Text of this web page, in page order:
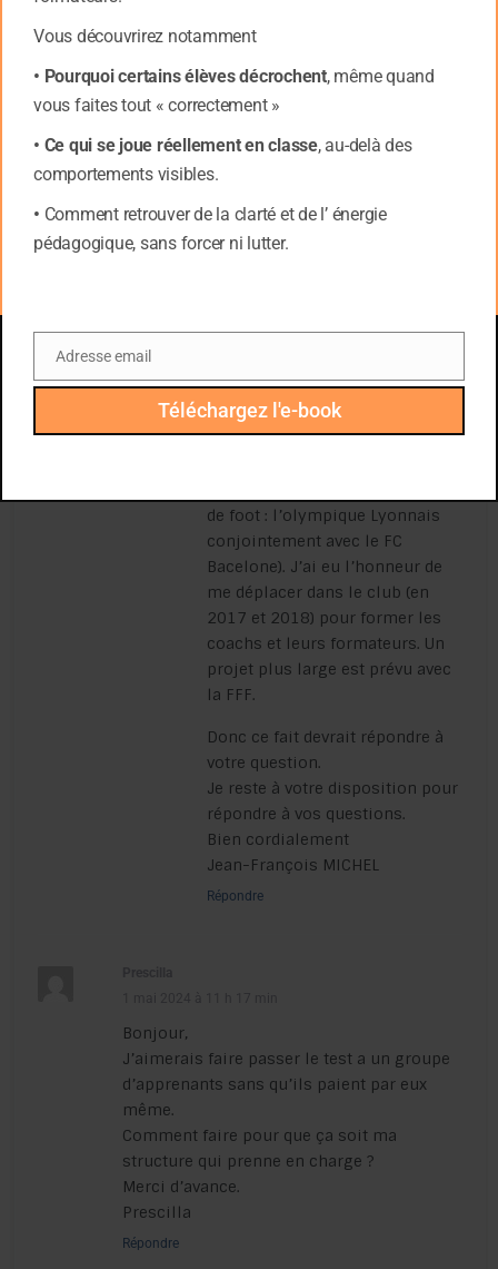
en-ligne-tarif-normal-2019/
La formation est en distanciel.
pensez-vous que l’on
pour des sportifs afin
d’identifier comment
d’apprentissage afin
performances ?
Les 7 profils d’apprentissage est
de foot : l’olympique Lyonnais
conjointement avec le FC
Bacelone). J’ai eu l’honneur de
me déplacer dans le club (en
2017 et 2018) pour former les
coachs et leurs formateurs. Un
projet plus large est prévu avec
la FFF.
Donc ce fait devrait répondre à
votre question.
Je reste à votre disposition pour
répondre à vos questions.
Bien cordialement
Jean-François MICHEL
Répondre
Bonjour,
J’aimerais faire passer le test a un groupe
d’apprenants sans qu’ils paient par eux
même.
Comment faire pour que ça soit ma
structure qui prenne en charge ?
Merci d’avance.
Prescilla
Répondre
Vous découvrirez notamment
• Pourquoi certains élèves décrochent, même quand
vous faites tout « correctement »
• Ce qui se joue réellement en classe, au-delà des
comportements visibles.
• Comment retrouver de la clarté et de l’ énergie
pédagogique, sans forcer ni lutter.
Email
Adresse email
Téléchargez l'e-book